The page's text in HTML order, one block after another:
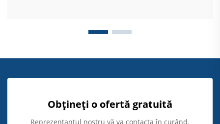
Obțineți o ofertă gratuită
Reprezentantul nostru vă va contacta în curând.